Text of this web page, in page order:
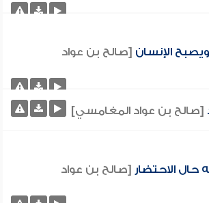
الإنسان [صالح بن عواد
[صالح بن عواد المغامسي]
حال الاحتضار [صالح بن عواد